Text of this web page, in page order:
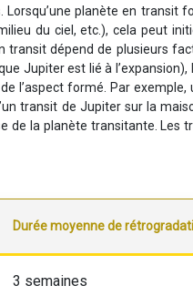
Lorsqu’une planète en transit
du ciel, etc.), cela peut
transit dépend de plusieurs
Jupiter est lié à
l’aspect formé. Par
transit de Jupiter sur la
de la planète transitante. Les
Durée moyenne de
3 semaines